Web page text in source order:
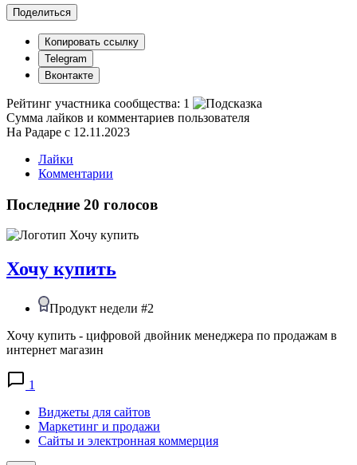
Поделиться
Копировать ссылку
Telegram
Вконтакте
Рейтинг участника сообщества: 1
Сумма лайков и комментариев пользователя
На Радаре с 12.11.2023
Лайки
Комментарии
Последние 20 голосов
Хочу купить
Продукт недели #2
Хочу купить - цифровой двойник менеджера по продажам в
интернет магазин
1
Виджеты для сайтов
Маркетинг и продажи
Сайты и электронная коммерция